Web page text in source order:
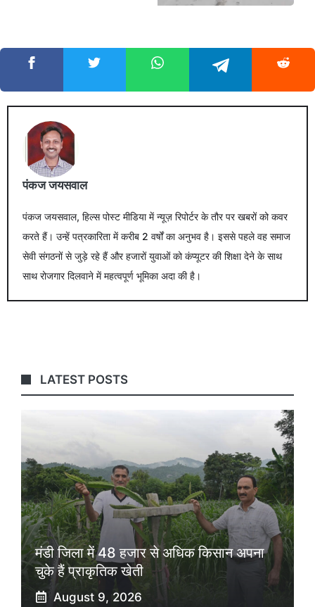
पंकज जयसवाल
पंकज जयसवाल, हिल्स पोस्ट मीडिया में न्यूज़ रिपोर्टर के तौर पर खबरों को कवर
करते हैं। उन्हें पत्रकारिता में करीब 2 वर्षों का अनुभव है। इससे पहले वह समाज
सेवी संगठनों से जुड़े रहे हैं और हजारों युवाओं को कंप्यूटर की शिक्षा देने के साथ
साथ रोजगार दिलवाने में महत्वपूर्ण भूमिका अदा की है।
LATEST POSTS
मंडी जिला में 48 हजार से अधिक किसान अपना
चुके हैं प्राकृतिक खेती
August 9, 2026